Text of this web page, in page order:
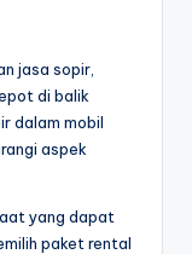
jasa sopir,
di balik
dalam mobil
aspek
yang dapat
paket rental